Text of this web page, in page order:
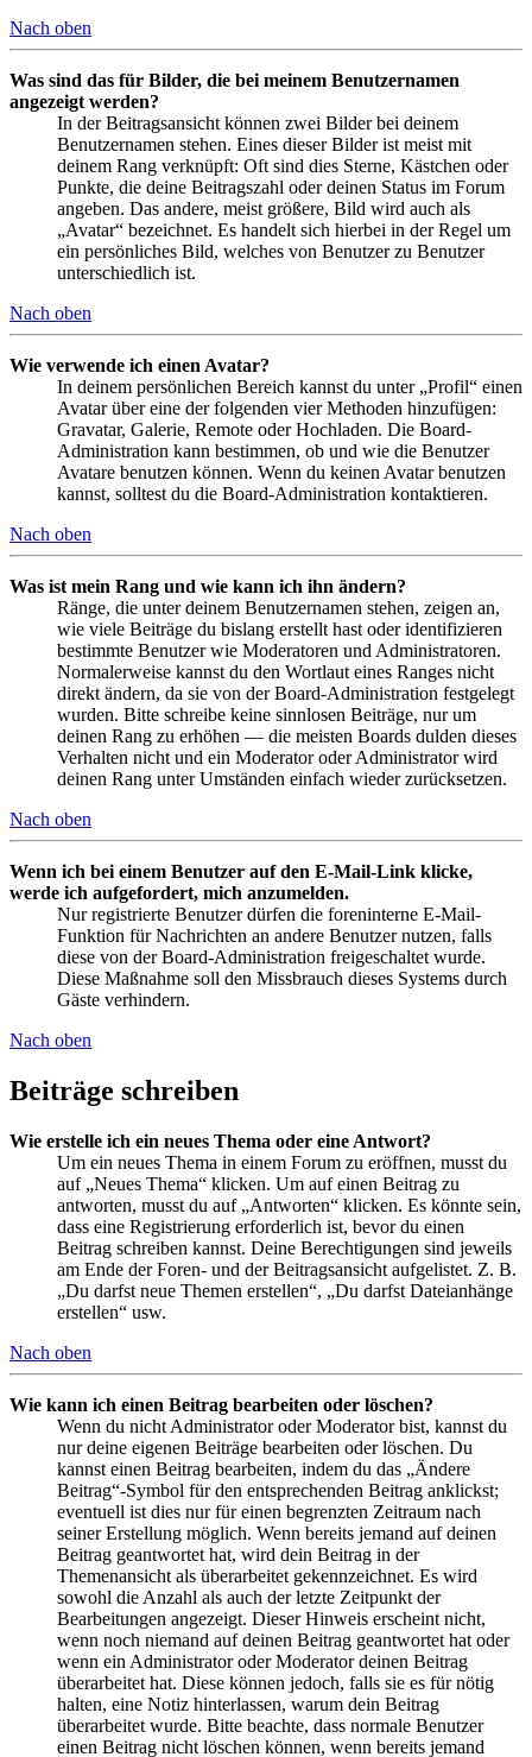
Nach oben
Was sind das für Bilder, die bei meinem Benutzernamen
angezeigt werden?
In der Beitragsansicht können zwei Bilder bei deinem
Benutzernamen stehen. Eines dieser Bilder ist meist mit
deinem Rang verknüpft: Oft sind dies Sterne, Kästchen oder
Punkte, die deine Beitragszahl oder deinen Status im Forum
angeben. Das andere, meist größere, Bild wird auch als
„Avatar“ bezeichnet. Es handelt sich hierbei in der Regel um
ein persönliches Bild, welches von Benutzer zu Benutzer
unterschiedlich ist.
Nach oben
Wie verwende ich einen Avatar?
In deinem persönlichen Bereich kannst du unter „Profil“ einen
Avatar über eine der folgenden vier Methoden hinzufügen:
Gravatar, Galerie, Remote oder Hochladen. Die Board-
Administration kann bestimmen, ob und wie die Benutzer
Avatare benutzen können. Wenn du keinen Avatar benutzen
kannst, solltest du die Board-Administration kontaktieren.
Nach oben
Was ist mein Rang und wie kann ich ihn ändern?
Ränge, die unter deinem Benutzernamen stehen, zeigen an,
wie viele Beiträge du bislang erstellt hast oder identifizieren
bestimmte Benutzer wie Moderatoren und Administratoren.
Normalerweise kannst du den Wortlaut eines Ranges nicht
direkt ändern, da sie von der Board-Administration festgelegt
wurden. Bitte schreibe keine sinnlosen Beiträge, nur um
deinen Rang zu erhöhen — die meisten Boards dulden dieses
Verhalten nicht und ein Moderator oder Administrator wird
deinen Rang unter Umständen einfach wieder zurücksetzen.
Nach oben
Wenn ich bei einem Benutzer auf den E-Mail-Link klicke,
werde ich aufgefordert, mich anzumelden.
Nur registrierte Benutzer dürfen die foreninterne E-Mail-
Funktion für Nachrichten an andere Benutzer nutzen, falls
diese von der Board-Administration freigeschaltet wurde.
Diese Maßnahme soll den Missbrauch dieses Systems durch
Gäste verhindern.
Nach oben
Beiträge schreiben
Wie erstelle ich ein neues Thema oder eine Antwort?
Um ein neues Thema in einem Forum zu eröffnen, musst du
auf „Neues Thema“ klicken. Um auf einen Beitrag zu
antworten, musst du auf „Antworten“ klicken. Es könnte sein,
dass eine Registrierung erforderlich ist, bevor du einen
Beitrag schreiben kannst. Deine Berechtigungen sind jeweils
am Ende der Foren- und der Beitragsansicht aufgelistet. Z. B.
„Du darfst neue Themen erstellen“, „Du darfst Dateianhänge
erstellen“ usw.
Nach oben
Wie kann ich einen Beitrag bearbeiten oder löschen?
Wenn du nicht Administrator oder Moderator bist, kannst du
nur deine eigenen Beiträge bearbeiten oder löschen. Du
kannst einen Beitrag bearbeiten, indem du das „Ändere
Beitrag“-Symbol für den entsprechenden Beitrag anklickst;
eventuell ist dies nur für einen begrenzten Zeitraum nach
seiner Erstellung möglich. Wenn bereits jemand auf deinen
Beitrag geantwortet hat, wird dein Beitrag in der
Themenansicht als überarbeitet gekennzeichnet. Es wird
sowohl die Anzahl als auch der letzte Zeitpunkt der
Bearbeitungen angezeigt. Dieser Hinweis erscheint nicht,
wenn noch niemand auf deinen Beitrag geantwortet hat oder
wenn ein Administrator oder Moderator deinen Beitrag
überarbeitet hat. Diese können jedoch, falls sie es für nötig
halten, eine Notiz hinterlassen, warum dein Beitrag
überarbeitet wurde. Bitte beachte, dass normale Benutzer
einen Beitrag nicht löschen können, wenn bereits jemand